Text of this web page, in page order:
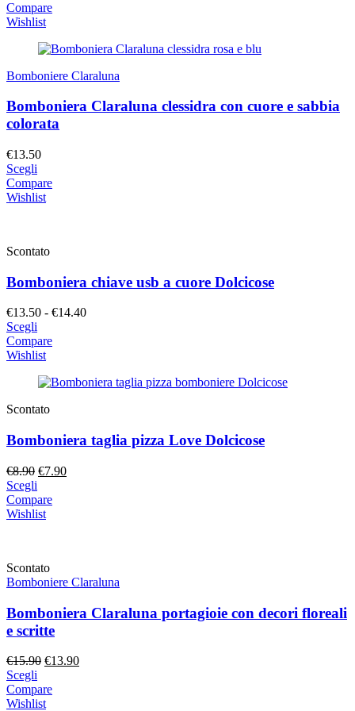
originale
era:
Compare
Wishlist
Bomboniere Claraluna
Bomboniera Claraluna clessidra con cuore e sabbia
colorata
€13.50
Scegli
Compare
Wishlist
Scontato
Bomboniera chiave usb a cuore Dolcicose
€13.50 - €14.40Fascia
a
Scegli
Compare
Wishlist
Scontato
Bomboniera taglia pizza Love Dolcicose
€8.90 Il
originale
era:
€7.90Il
Scegli
Compare
Wishlist
Scontato
Bomboniere Claraluna
Bomboniera Claraluna portagioie con decori floreali
e scritte
€15.90 Il
originale
era:
€13.90Il
Scegli
Compare
Wishlist